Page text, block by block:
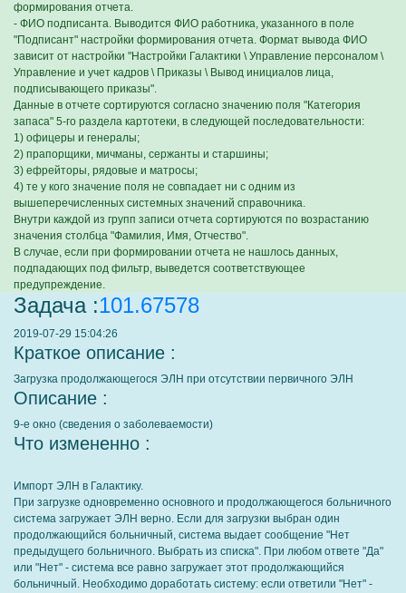
формирования отчета.
- ФИО подписанта. Выводится ФИО работника, указанного в поле
"Подписант" настройки формирования отчета. Формат вывода ФИО
зависит от настройки "Настройки Галактики \ Управление персоналом \
Управление и учет кадров \ Приказы \ Вывод инициалов лица,
подписывающего приказы".
Данные в отчете сортируются согласно значению поля "Категория
запаса" 5-го раздела картотеки, в следующей последовательности:
1) офицеры и генералы;
2) прапорщики, мичманы, сержанты и старшины;
3) ефрейторы, рядовые и матросы;
4) те у кого значение поля не совпадает ни с одним из
вышеперечисленных системных значений справочника.
Внутри каждой из групп записи отчета сортируются по возрастанию
значения столбца "Фамилия, Имя, Отчество".
В случае, если при формировании отчета не нашлось данных,
подпадающих под фильтр, выведется соответствующее
предупреждение.
Задача :101.67578
2019-07-29 15:04:26
Краткое описание :
Загрузка продолжающегося ЭЛН при отсутствии первичного ЭЛН
Описание :
9-е окно (сведения о заболеваемости)
Что измененно :
Импорт ЭЛН в Галактику.
При загрузке одновременно основного и продолжающегося больничного
система загружает ЭЛН верно. Если для загрузки выбран один
продолжающийся больничный, система выдает сообщение "Нет
предыдущего больничного. Выбрать из списка". При любом ответе "Да"
или "Нет" - система все равно загружает этот продолжающийся
больничный. Необходимо доработать систему: если ответили "Нет" -